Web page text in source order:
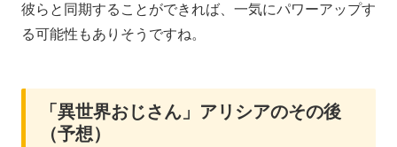
彼らと同期することができれば、一気にパワーアップす
る可能性もありそうですね。
「異世界おじさん」アリシアのその後
（予想）